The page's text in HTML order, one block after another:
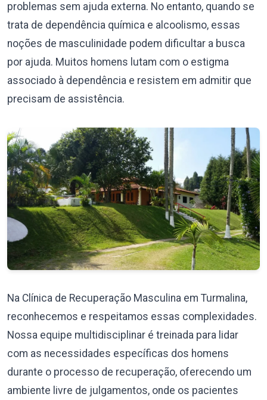
problemas sem ajuda externa. No entanto, quando se
trata de dependência química e alcoolismo, essas
noções de masculinidade podem dificultar a busca
por ajuda. Muitos homens lutam com o estigma
associado à dependência e resistem em admitir que
precisam de assistência.
Na Clínica de Recuperação Masculina em Turmalina,
reconhecemos e respeitamos essas complexidades.
Nossa equipe multidisciplinar é treinada para lidar
com as necessidades específicas dos homens
durante o processo de recuperação, oferecendo um
ambiente livre de julgamentos, onde os pacientes